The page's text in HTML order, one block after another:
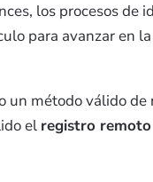
los procesos de
para avanzar en
un método válido de
el registro